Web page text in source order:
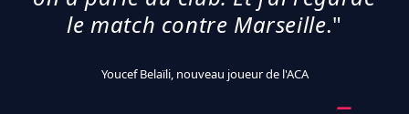
le match contre Marseille."
Youcef Belaïli, nouveau joueur de l'ACA